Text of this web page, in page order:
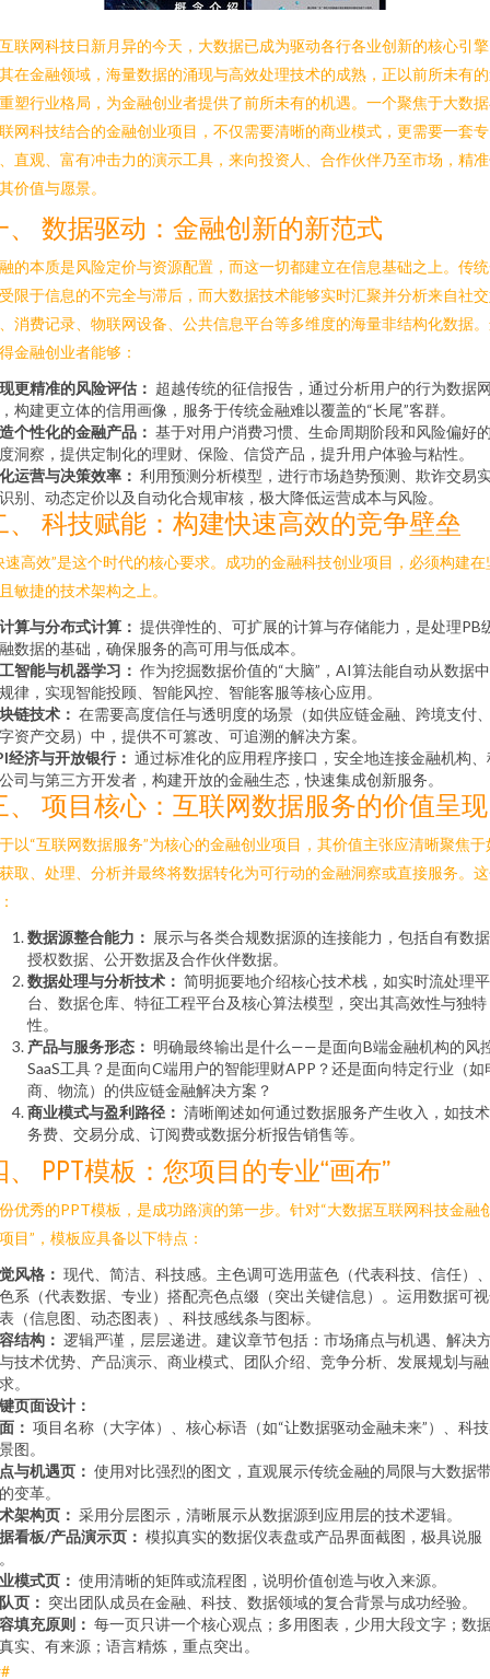
联网科技日新月异的今天，大数据已成为驱动各行各业创新的核心引
在金融领域，海量数据的涌现与高效处理技术的成熟，正以前所未有
塑行业格局，为金融创业者提供了前所未有的机遇。一个聚焦于大数
网科技结合的金融创业项目，不仅需要清晰的商业模式，更需要一套专
直观、富有冲击力的演示工具，来向投资人、合作伙伴乃至市场，精
价值与愿景。
、 数据驱动：金融创新的新范式
的本质是风险定价与资源配置，而这一切都建立在信息基础之上。传
限于信息的不完全与滞后，而大数据技术能够实时汇聚并分析来自社
消费记录、物联网设备、公共信息平台等多维度的海量非结构化数据
金融创业者能够：
更精准的风险评估： 超越传统的征信报告，通过分析用户的行为数据
构建更立体的信用画像，服务于传统金融难以覆盖的“长尾”客群。
个性化的金融产品： 基于对用户消费习惯、生命周期阶段和风险偏好
洞察，提供定制化的理财、保险、信贷产品，提升用户体验与粘性。
运营与决策效率： 利用预测分析模型，进行市场趋势预测、欺诈交易
别、动态定价以及自动化合规审核，极大降低运营成本与风险。
、 科技赋能：构建快速高效的竞争壁垒
速高效”是这个时代的核心要求。成功的金融科技创业项目，必须构建在
敏捷的技术架构之上。
算与分布式计算： 提供弹性的、可扩展的计算与存储能力，是处理PB
数据的基础，确保服务的高可用与低成本。
智能与机器学习： 作为挖掘数据价值的“大脑”，AI算法能自动从数据
律，实现智能投顾、智能风控、智能客服等核心应用。
链技术： 在需要高度信任与透明度的场景（如供应链金融、跨境支付
资产交易）中，提供不可篡改、可追溯的解决方案。
经济与开放银行： 通过标准化的应用程序接口，安全地连接金融机构、
司与第三方开发者，构建开放的金融生态，快速集成创新服务。
、 项目核心：互联网数据服务的价值呈现
以“互联网数据服务”为核心的金融创业项目，其价值主张应清晰聚焦于
取、处理、分析并最终将数据转化为可行动的金融洞察或直接服务。
数据源整合能力： 展示与各类合规数据源的连接能力，包括自有数
授权数据、公开数据及合作伙伴数据。
数据处理与分析技术： 简明扼要地介绍核心技术栈，如实时流处理平
台、数据仓库、特征工程平台及核心算法模型，突出其高效性与独特
性。
产品与服务形态： 明确最终输出是什么——是面向B端金融机构的风
SaaS工具？是面向C端用户的智能理财APP？还是面向特定行业（如
商、物流）的供应链金融解决方案？
商业模式与盈利路径： 清晰阐述如何通过数据服务产生收入，如技
务费、交易分成、订阅费或数据分析报告销售等。
、 PPT模板：您项目的专业“画布”
优秀的PPT模板，是成功路演的第一步。针对“大数据互联网科技金融
目”，模板应具备以下特点：
风格： 现代、简洁、科技感。主色调可选用蓝色（代表科技、信任）
系（代表数据、专业）搭配亮色点缀（突出关键信息）。运用数据可
（信息图、动态图表）、科技感线条与图标。
结构： 逻辑严谨，层层递进。建议章节包括：市场痛点与机遇、解决
技术优势、产品演示、商业模式、团队介绍、竞争分析、发展规划与
。
页面设计：
： 项目名称（大字体）、核心标语（如“让数据驱动金融未来”）、科
图。
与机遇页： 使用对比强烈的图文，直观展示传统金融的局限与大数据
变革。
架构页： 采用分层图示，清晰展示从数据源到应用层的技术逻辑。
看板/产品演示页： 模拟真实的数据仪表盘或产品界面截图，极具说服
模式页： 使用清晰的矩阵或流程图，说明价值创造与收入来源。
页： 突出团队成员在金融、科技、数据领域的复合背景与成功经验。
填充原则： 每一页只讲一个核心观点；多用图表，少用大段文字；数
实、有来源；语言精炼，重点突出。